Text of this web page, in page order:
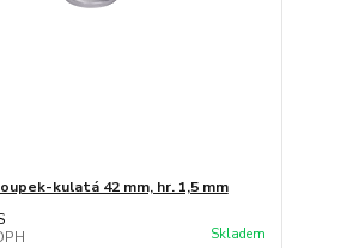
kulatá 42 mm, hr. 1,5 mm
Skladem